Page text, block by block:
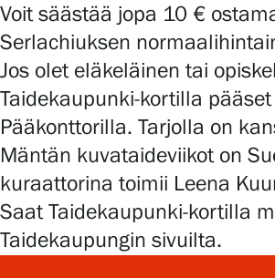
Voit säästää jopa 10 €
Serlachiuksen
Jos olet eläkeläinen tai
Taidekaupunki-kortilla
Pääkonttorilla. Tarjolla on
Mäntän kuvataideviikot on
kuraattorina toimii Leena
Saat Taidekaupunki-kortilla
Taidekaupungin sivuilta.